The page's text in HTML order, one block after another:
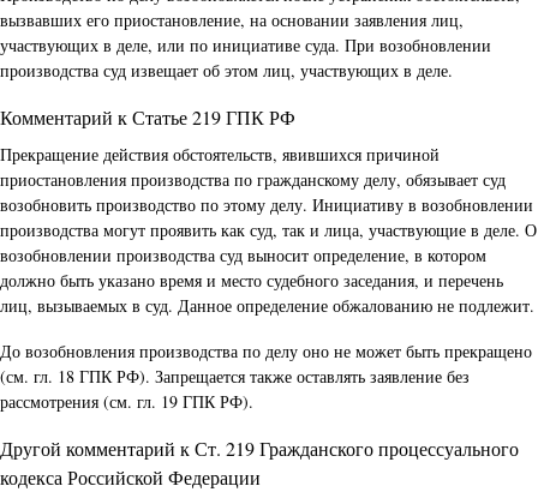
вызвавших его приостановление, на основании заявления лиц,
участвующих в деле, или по инициативе суда. При возобновлении
производства суд извещает об этом лиц, участвующих в деле.
Комментарий к Статье 219 ГПК РФ
Прекращение действия обстоятельств, явившихся причиной
приостановления производства по гражданскому делу, обязывает суд
возобновить производство по этому делу. Инициативу в возобновлении
производства могут проявить как суд, так и лица, участвующие в деле. О
возобновлении производства суд выносит определение, в котором
должно быть указано время и место судебного заседания, и перечень
лиц, вызываемых в суд. Данное определение обжалованию не подлежит.
До возобновления производства по делу оно не может быть прекращено
(см. гл. 18 ГПК РФ). Запрещается также оставлять заявление без
рассмотрения (см. гл. 19 ГПК РФ).
Другой комментарий к Ст. 219 Гражданского процессуального
кодекса Российской Федерации